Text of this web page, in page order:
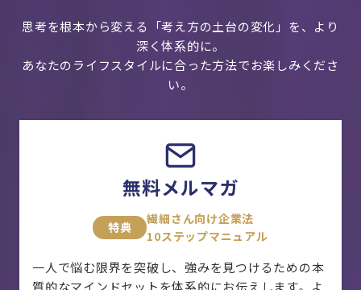
思考を根本から変える「考え方の土台の変化」を、より
深く体系的に。
あなたのライフスタイルに合った方法でお楽しみくださ
い。
無料メルマガ
特典
繊細さん向け企業法
10ステップマニュアル
一人で悩む限界を突破し、強みを見つけるための本
質的なマインドセットを体系的にお伝えします。よ